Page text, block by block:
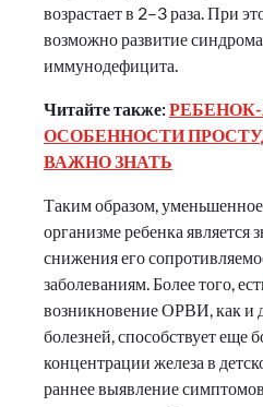
возрастает в 2–3 раза. При
возможно развитие
иммунодефицита.
Читайте также:
ОСОБЕННОСТИ
ВАЖНО ЗНАТЬ
Таким образом,
организме ребенка
снижения его
заболеваниям. Более того,
возникновение ОРВИ, как и
болезней, способствует
концентрации железа в
раннее выявление